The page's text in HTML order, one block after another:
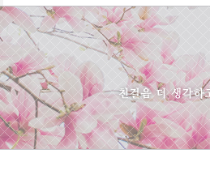
척추디스크
관절염
오십견
염좌인대질환
교통사고휴유증